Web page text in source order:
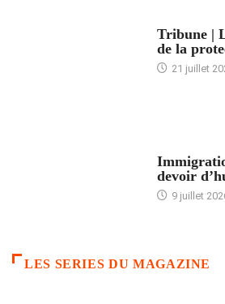
Tribune |
de la
21 juillet
devoir
9 juillet
LES SERIES DU MAGAZINE